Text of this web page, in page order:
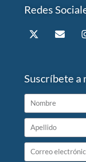
Redes
Suscríbete